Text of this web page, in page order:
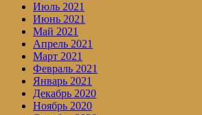
Июль 2021
Июнь 2021
Май 2021
Апрель 2021
Март 2021
Февраль 2021
Январь 2021
Декабрь 2020
Ноябрь 2020